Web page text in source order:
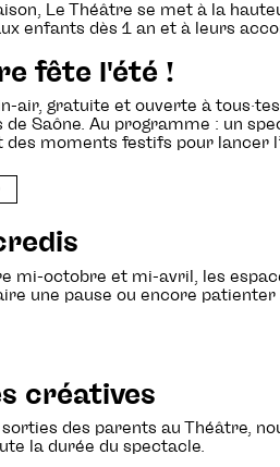
Le Théâtre se met à la
enfants dès 1 an et à leurs
fête l'été !
air, gratuite et ouverte à
de Saône. Au programme : un
des moments festifs pour lancer
mi-octobre et mi-avril, les
une pause ou encore
créatives
des parents au Théâtre,
la durée du spectacle.